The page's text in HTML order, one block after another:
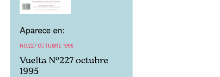
Aparece en:
NO.227 OCTUBRE 1995
Vuelta Nº227 octubre
1995